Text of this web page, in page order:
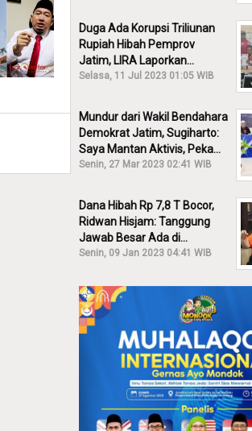
Duga Ada Korupsi Triliunan
Rupiah Hibah Pemprov
Jatim, LIRA Laporkan
Khofifah ke KPK: Dia Harus
Selasa, 11 Jul 2023 01:05 WIB
Mundur dari Wakil Bendahara
Demokrat Jatim, Sugiharto:
Saya Mantan Aktivis, Peka
Sekali Kalau Ada yang
Senin, 27 Mar 2023 02:41 WIB
Dana Hibah Rp 7,8 T Bocor,
Ridwan Hisjam: Tanggung
Jawab Besar Ada di
Pemprov, Bukan DPRD Jatim!
Senin, 09 Jan 2023 04:41 WIB